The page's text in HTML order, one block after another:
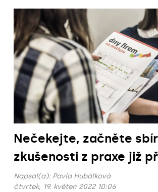
Nečekejte, začněte
zkušenosti z praxe již
Napsal(a): Pavla Hubálková
čtvrtek, 19. květen 2022 10:06